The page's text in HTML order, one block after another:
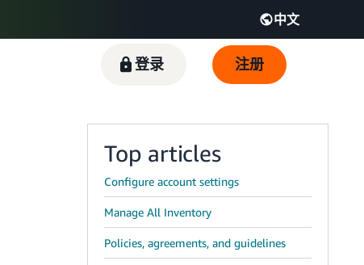
中文
हिंदी - IN
한국어 - KR
登录 注册
Top articles
Configure account settings
Manage All Inventory
Policies, agreements, and guidelines